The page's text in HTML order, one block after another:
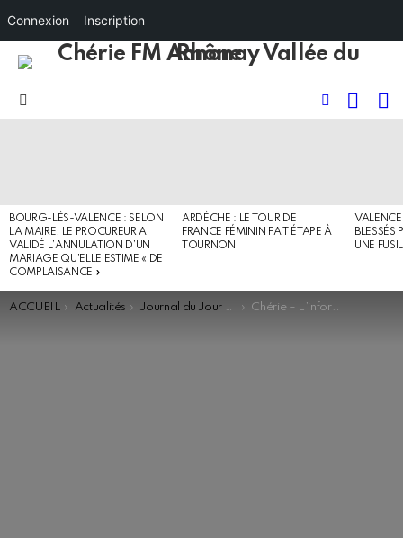
FOLLOW
BOURG-LÈS-VALENCE : SELON
LA MAIRE, LE PROCUREUR A
VALIDÉ L’ANNULATION D’UN
MARIAGE QU’ELLE ESTIME « DE
COMPLAISANCE »
ARDÈCHE : LE TOUR DE
FRANCE FÉMININ FAIT ÉTAPE À
TOURNON
BLESSÉS
UNE
You are here:
ACCUEIL Actualités Journal du Jour - Flash Chérie – L’information locale
Connexion Inscription